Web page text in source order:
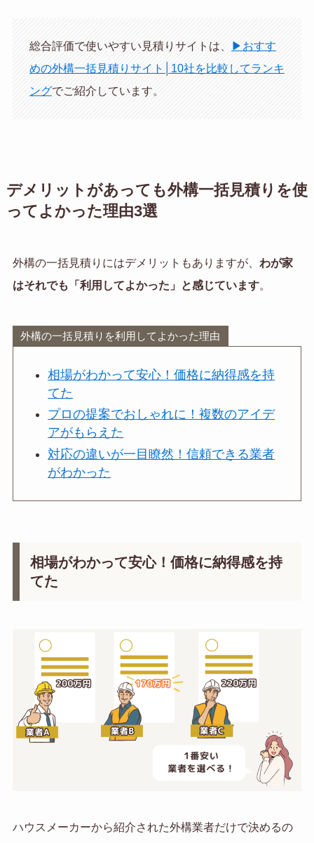
総合評価で使いやすい見積りサイトは、
▶おすす
めの外構一括見積りサイト│10社を比較してランキ
ングでご紹介しています。
デメリットがあっても外構一括見積りを使
ってよかった理由3選
外構の一括見積りにはデメリットもありますが、 わが家
はそれでも「利用してよかった」と感じています。
外構の一括見積りを利用してよかった理由
相場がわかって安心！価格に納得感を持
てた
プロの提案でおしゃれに！複数のアイデ
アがもらえた
対応の違いが一目瞭然！信頼できる業者
がわかった
相場がわかって安心！価格に納得感を持
てた
ハウスメーカーから紹介された外構業者だけで決めるの